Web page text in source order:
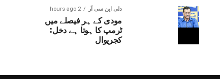
دلی این سی آر 2 hours ago
مودی کے ہر فیصلے میں
ٹرمپ کا ہوتا ہے دخل:
کجریوال